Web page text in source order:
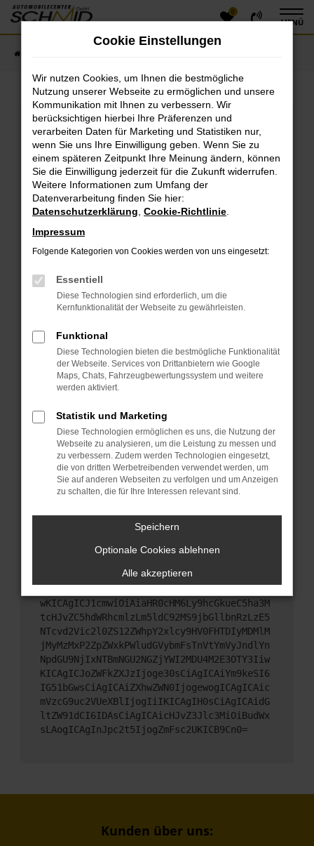
Zum
Hauptinhalt
0
MENÜ
Fehler: Network Error
Beim Laden ist ein Fehler aufgetreten.
Hier sind ein paar Tipps, die dir helfen können:
Überprüfe deine Firewall und deine
Internetverbindung.
Laden andere Webseiten, zum Beispiel deine
Suchmaschine?
Prüfe deine Browsererweiterungen.
das Laden bestimmter Seiten verhindern.
Funktioniert die Seite in einem anderen Browser
oder in einem privaten Fenster?
Das kann manchmal helfen, vorübergehende
Probleme zu beheben.
Stelle sicher, dass dein Browser und dein
Betriebssystem auf dem neuesten Stand sind.
Sicherheitsrisiko, sondern kann auch dazu führen,
dass bestimmte Funktionen nicht mehr
unterstützt werden.
Wende dich an den Webseitenbetreiber.
Wenn du alle oben genannten Schritte versucht
hast, kontaktiere uns bitte. Wir werden versuchen,
das Problem zu beheben. Du kannst uns diesen
Text schicken, um uns bei der Fehlersuche zu
unterstützen:
ewogICJuYW1lIjogIk5ldHdvcmtFcnJvciIsCiAgI
mNvbmZpZyI6IHsKICAgICJtZXRob2QiOiAiR0VUIi
wKICAgICJ1cmwiOiAiaHR0cHM6Ly9hcGkueC5ha3M
tcHJvZC5hdWRhcmlzLm5ldC92MS9jbGllbnRzLzE5
NTcvd2Vic2l0ZS12ZWhpY2xlcy9HV0FHTDIyMDMlM
jMyMzMxP2ZpZWxkPWludGVybmFsTnVtYmVyJndlYn
NpdGU9NjIxNTBmNGU2NGZjYWI2MDU4M2E3OTY3Iiw
KICAgICJoZWFkZXJzIjoge30sCiAgICAiYm9keSI6
IG51bGwsCiAgICAiZXhwZWN0IjogewogICAgICAic
mVzcG9uc2VUeXBlIjogIiIKICAgIH0sCiAgICAidG
ltZW91dCI6IDAsCiAgICAicHJvZ3Jlc3MiOiBudWx
sLAogICAgInJpc2t5IjogZmFsc2UKICB9Cn0=
Kunden über uns:
Cookie Einstellungen
Wir nutzen Cookies, um Ihnen die bestmögliche
Nutzung unserer Webseite zu ermöglichen und unsere
Kommunikation mit Ihnen zu verbessern. Wir
berücksichtigen hierbei Ihre Präferenzen und
verarbeiten Daten für Marketing und Statistiken nur,
wenn Sie uns Ihre Einwilligung geben. Wenn Sie zu
einem späteren Zeitpunkt Ihre Meinung ändern, können
Sie die Einwilligung jederzeit für die Zukunft widerrufen.
Weitere Informationen zum Umfang der
Datenverarbeitung finden Sie hier:
Datenschutzerklärung Cookie-Richtlinie
Impressum
Folgende Kategorien von Cookies werden von uns eingesetzt:
Essentiell
Diese Technologien sind erforderlich, um die
Kernfunktionalität der Webseite zu gewährleisten.
Funktional
Diese Technologien bieten die bestmögliche Funktionalität
der Webseite. Services von Drittanbietern wie Google
Maps, Chats, Fahrzeugbewertungssystem und weitere
werden aktiviert.
Statistik und Marketing
Diese Technologien ermöglichen es uns, die Nutzung der
Webseite zu analysieren, um die Leistung zu messen und
zu verbessern. Zudem werden Technologien eingesetzt,
die von dritten Werbetreibenden verwendet werden, um
Sie auf anderen Webseiten zu verfolgen und um Anzeigen
zu schalten, die für Ihre Interessen relevant sind.
Speichern
Optionale Cookies ablehnen
Alle akzeptieren